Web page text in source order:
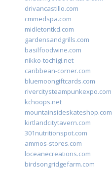
drivancastillo.com
cmmedspa.com
midletontkd.com
gardensandgrills.com
basilfoodwine.com
nikko-tochigi.net
caribbean-corner.com
bluemoongiftcards.com
rivercitysteampunkexpo.com
kchoops.net
mountainsideskateshop.com
kirtlandcitytavern.com
301nutritionspot.com
ammos-stores.com
loceanecreations.com
birdsongridgefarm.com